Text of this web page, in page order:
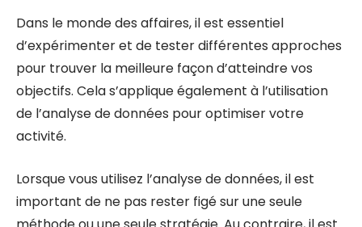
Dans le monde des affaires, il est essentiel
d’expérimenter et de tester différentes approches
pour trouver la meilleure façon d’atteindre vos
objectifs. Cela s’applique également à l’utilisation
de l’analyse de données pour optimiser votre
activité.
Lorsque vous utilisez l’analyse de données, il est
important de ne pas rester figé sur une seule